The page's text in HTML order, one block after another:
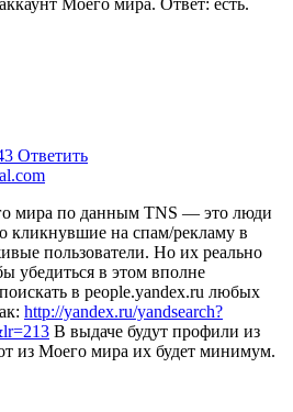
Моего мира. Ответ: есть.
Ответить
мира по данным TNS — это люди
кликнувшие на спам/рекламу в
пользователи. Но их реально
убедиться в этом вполне
в people.yandex.ru любых
http://yandex.ru/yandsearch?
В выдаче будут профили из
из Моего мира их будет минимум.